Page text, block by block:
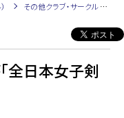
その他クラブ・サークル
全日本女子剣